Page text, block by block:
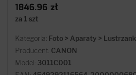
1846.96 zł
za 1 szt
Kategoria: Foto > Aparaty >
Producent: CANON
Model: 3011C001